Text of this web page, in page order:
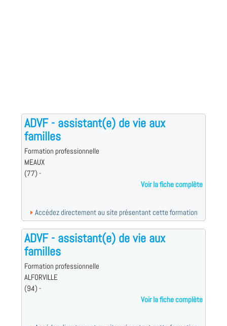
ADVF - assistant(e) de vie aux
familles
Formation professionnelle
MEAUX
(77) -
Voir la fiche complète
Accédez directement au site présentant cette formation
ADVF - assistant(e) de vie aux
familles
Formation professionnelle
ALFORVILLE
(94) -
Voir la fiche complète